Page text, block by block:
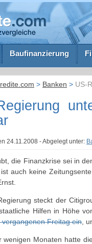
Baufinanzierung
> Banken > US-
24.11.2008 - Abgelegt unter:
die Finanzkrise sei in
auch keine
steckt der
Hilfen in Höhe
vergangenen Freitag ein ,
wenigen Monaten hatte